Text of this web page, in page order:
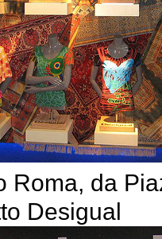
Roma, da
Desigual